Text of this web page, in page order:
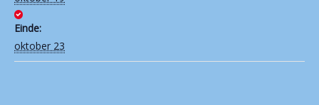
Einde:
oktober 23